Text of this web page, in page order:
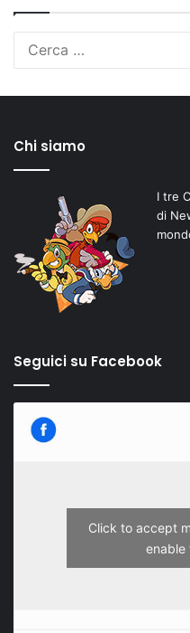
Chi siamo
I tre
di
Seguici su Facebook
Click to accept
enable